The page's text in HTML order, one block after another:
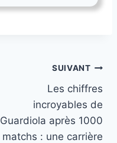
SUIVANT
Les chiffres
incroyables de
Guardiola après 1000
matchs : une carrière